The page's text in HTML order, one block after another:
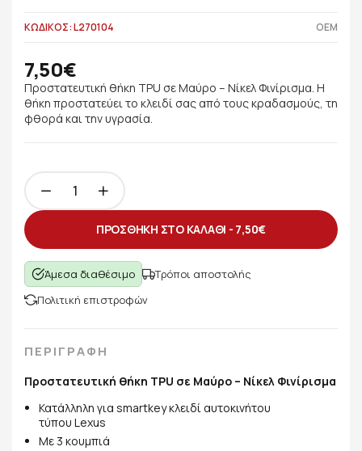
ΚΩΔΙΚΟΣ: L270104 OEM
7,50€
Προστατευτική θήκη TPU σε Μαύρο – Νίκελ Φινίρισμα. Η
θήκη προστατεύει το κλειδί σας από τους κραδασμούς, τη
φθορά και την υγρασία.
ΠΡΟΣΘΗΚΗ ΣΤΟ ΚΑΛΑΘΙ - 7,50€
Άμεσα διαθέσιμο
Τρόποι αποστολής
Πολιτική επιστροφών
ΠΕΡΙΓΡΑΦΗ
Προστατευτική θήκη TPU σε Μαύρο – Νίκελ Φινίρισμα
Κατάλληλη για smartkey κλειδί αυτοκινήτου
τύπου Lexus
Με 3 κουμπιά